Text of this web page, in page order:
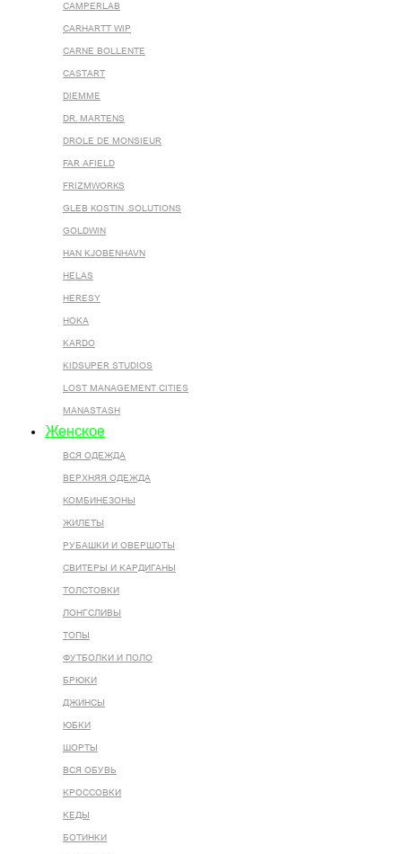
CAMPERLAB
CARHARTT WIP
CARNE BOLLENTE
CASTART
DIEMME
DR. MARTENS
DROLE DE MONSIEUR
FAR AFIELD
FRIZMWORKS
GLEB KOSTIN .SOLUTIONS
GOLDWIN
HAN KJOBENHAVN
HELAS
HERESY
HOKA
KARDO
KIDSUPER STUDIOS
LOST MANAGEMENT CITIES
MANASTASH
Женское
ВСЯ ОДЕЖДА
ВЕРХНЯЯ ОДЕЖДА
КОМБИНЕЗОНЫ
ЖИЛЕТЫ
РУБАШКИ И ОВЕРШОТЫ
СВИТЕРЫ И КАРДИГАНЫ
ТОЛСТОВКИ
ЛОНГСЛИВЫ
ТОПЫ
ФУТБОЛКИ И ПОЛО
БРЮКИ
ДЖИНСЫ
ЮБКИ
ШОРТЫ
ВСЯ ОБУВЬ
КРОССОВКИ
КЕДЫ
БОТИНКИ